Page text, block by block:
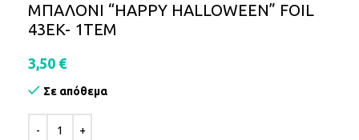
ΜΠΑΛΟΝΙ “HAPPY HALLOWEEN” FOIL
43EK- 1TEΜ
3,50 €
Σε απόθεμα